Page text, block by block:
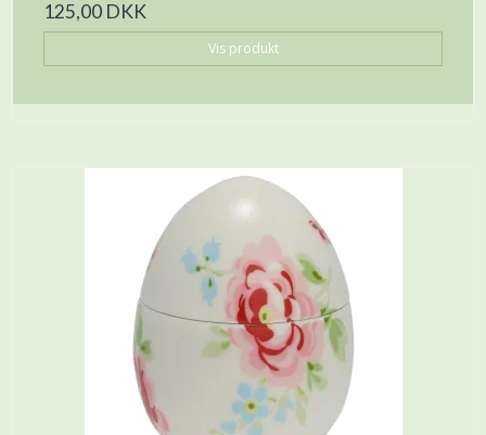
125,00 DKK
Vis produkt